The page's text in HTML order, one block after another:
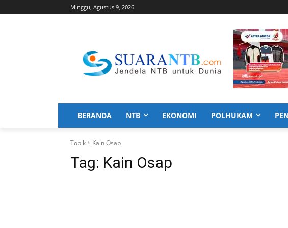
Minggu, Agustus 9, 2026
BERANDA NTB EKONOMI POLHUKAM
Topik Kain Osap
Tag: Kain Osap